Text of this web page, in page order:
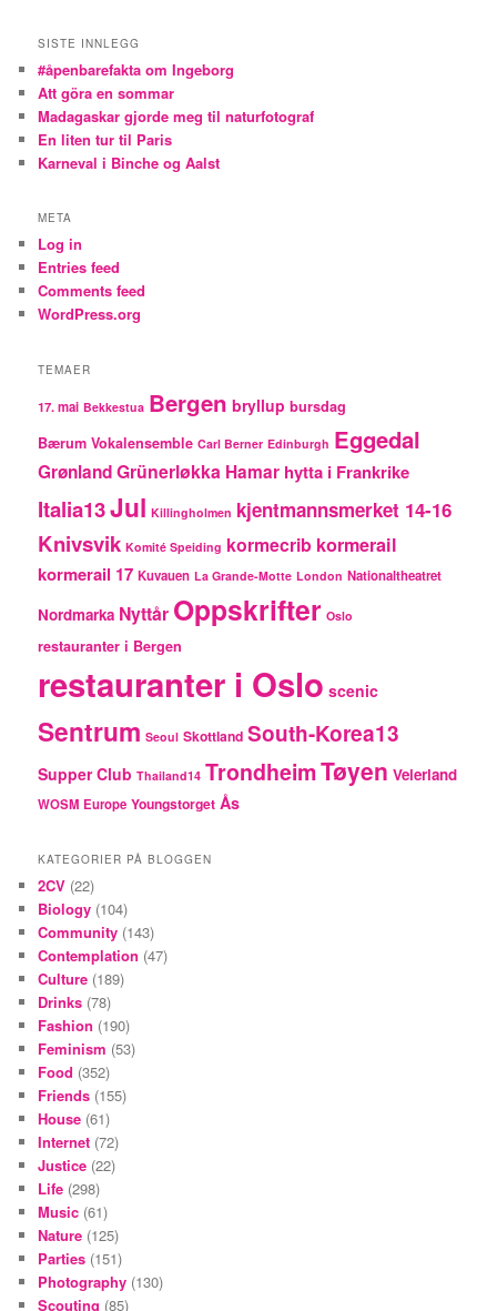
SISTE INNLEGG
#åpenbarefakta om Ingeborg
Att göra en sommar
Madagaskar gjorde meg til naturfotograf
En liten tur til Paris
Karneval i Binche og Aalst
META
Log in
Entries feed
Comments feed
WordPress.org
TEMAER
17. mai Bekkestua Bergen bryllup bursdag
Bærum Vokalensemble Carl Berner Edinburgh Eggedal
GrønlandGrünerløkka Hamar hytta i Frankrike
Italia13Jul Killingholmen kjentmannsmerket 14-16
Knivsvik Komité Speiding kormecrib kormerail
kormerail 17 Kuvauen La Grande-Motte London Nationaltheatret
Nordmarka Nyttår Oppskrifter Oslo
restauranter i Bergen
restauranter i Oslo scenic
Sentrum Seoul Skottland South-Korea13
Supper Club Thailand14 TrondheimTøyen Veierland
WOSM Europe Youngstorget Ås
KATEGORIER PÅ BLOGGEN
2CV (22)
Biology (104)
Community (143)
Contemplation (47)
Culture (189)
Drinks (78)
Fashion (190)
Feminism (53)
Food (352)
Friends (155)
House (61)
Internet (72)
Justice (22)
Life (298)
Music (61)
Nature (125)
Parties (151)
Photography (130)
Scouting (85)